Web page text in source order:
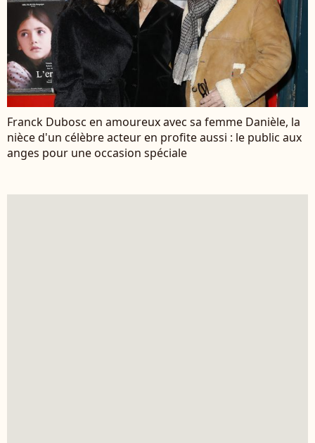
Franck Dubosc en amoureux avec sa femme Danièle, la
nièce d'un célèbre acteur en profite aussi : le public aux
anges pour une occasion spéciale